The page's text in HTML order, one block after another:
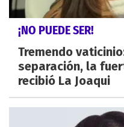
¡NO PUEDE SER!
Tremendo
separación, la
recibió La Joaqui